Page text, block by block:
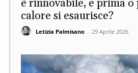
è rinnovabile, e prima o
calore si esaurisce?
Letizia Palmisano - 29 Aprile 2026